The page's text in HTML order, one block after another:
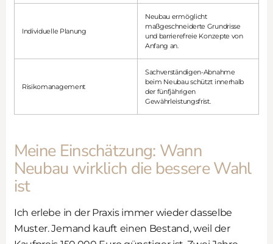
Individuelle Planung
Neubau ermöglicht
maßgeschneiderte Grundrisse
und barrierefreie Konzepte von
Anfang an.
Risikomanagement
Sachverständigen-Abnahme
beim Neubau schützt innerhalb
der fünfjährigen
Gewährleistungsfrist.
Meine Einschätzung: Wann
Neubau wirklich die bessere Wahl
ist
Ich erlebe in der Praxis immer wieder dasselbe
Muster. Jemand kauft einen Bestand, weil der